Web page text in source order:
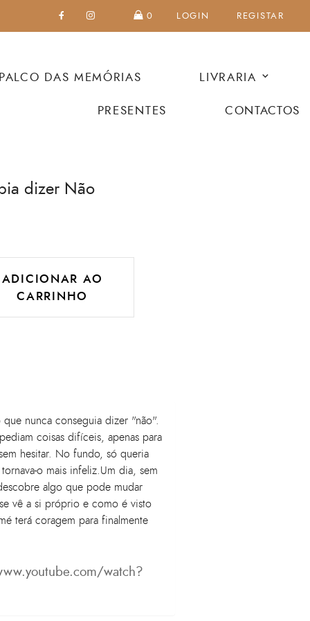
0 LOGIN REGISTAR
PALCO DAS MEMÓRIAS LIVRARIA
PRESENTES CONTACTOS
dizer Não
ADICIONAR AO
CARRINHO
nunca conseguia dizer "não".
coisas difíceis, apenas para
hesitar. No fundo, só queria
o mais infeliz.Um dia, sem
algo que pode mudar
vê a si próprio e como é visto
terá coragem para finalmente
watch?